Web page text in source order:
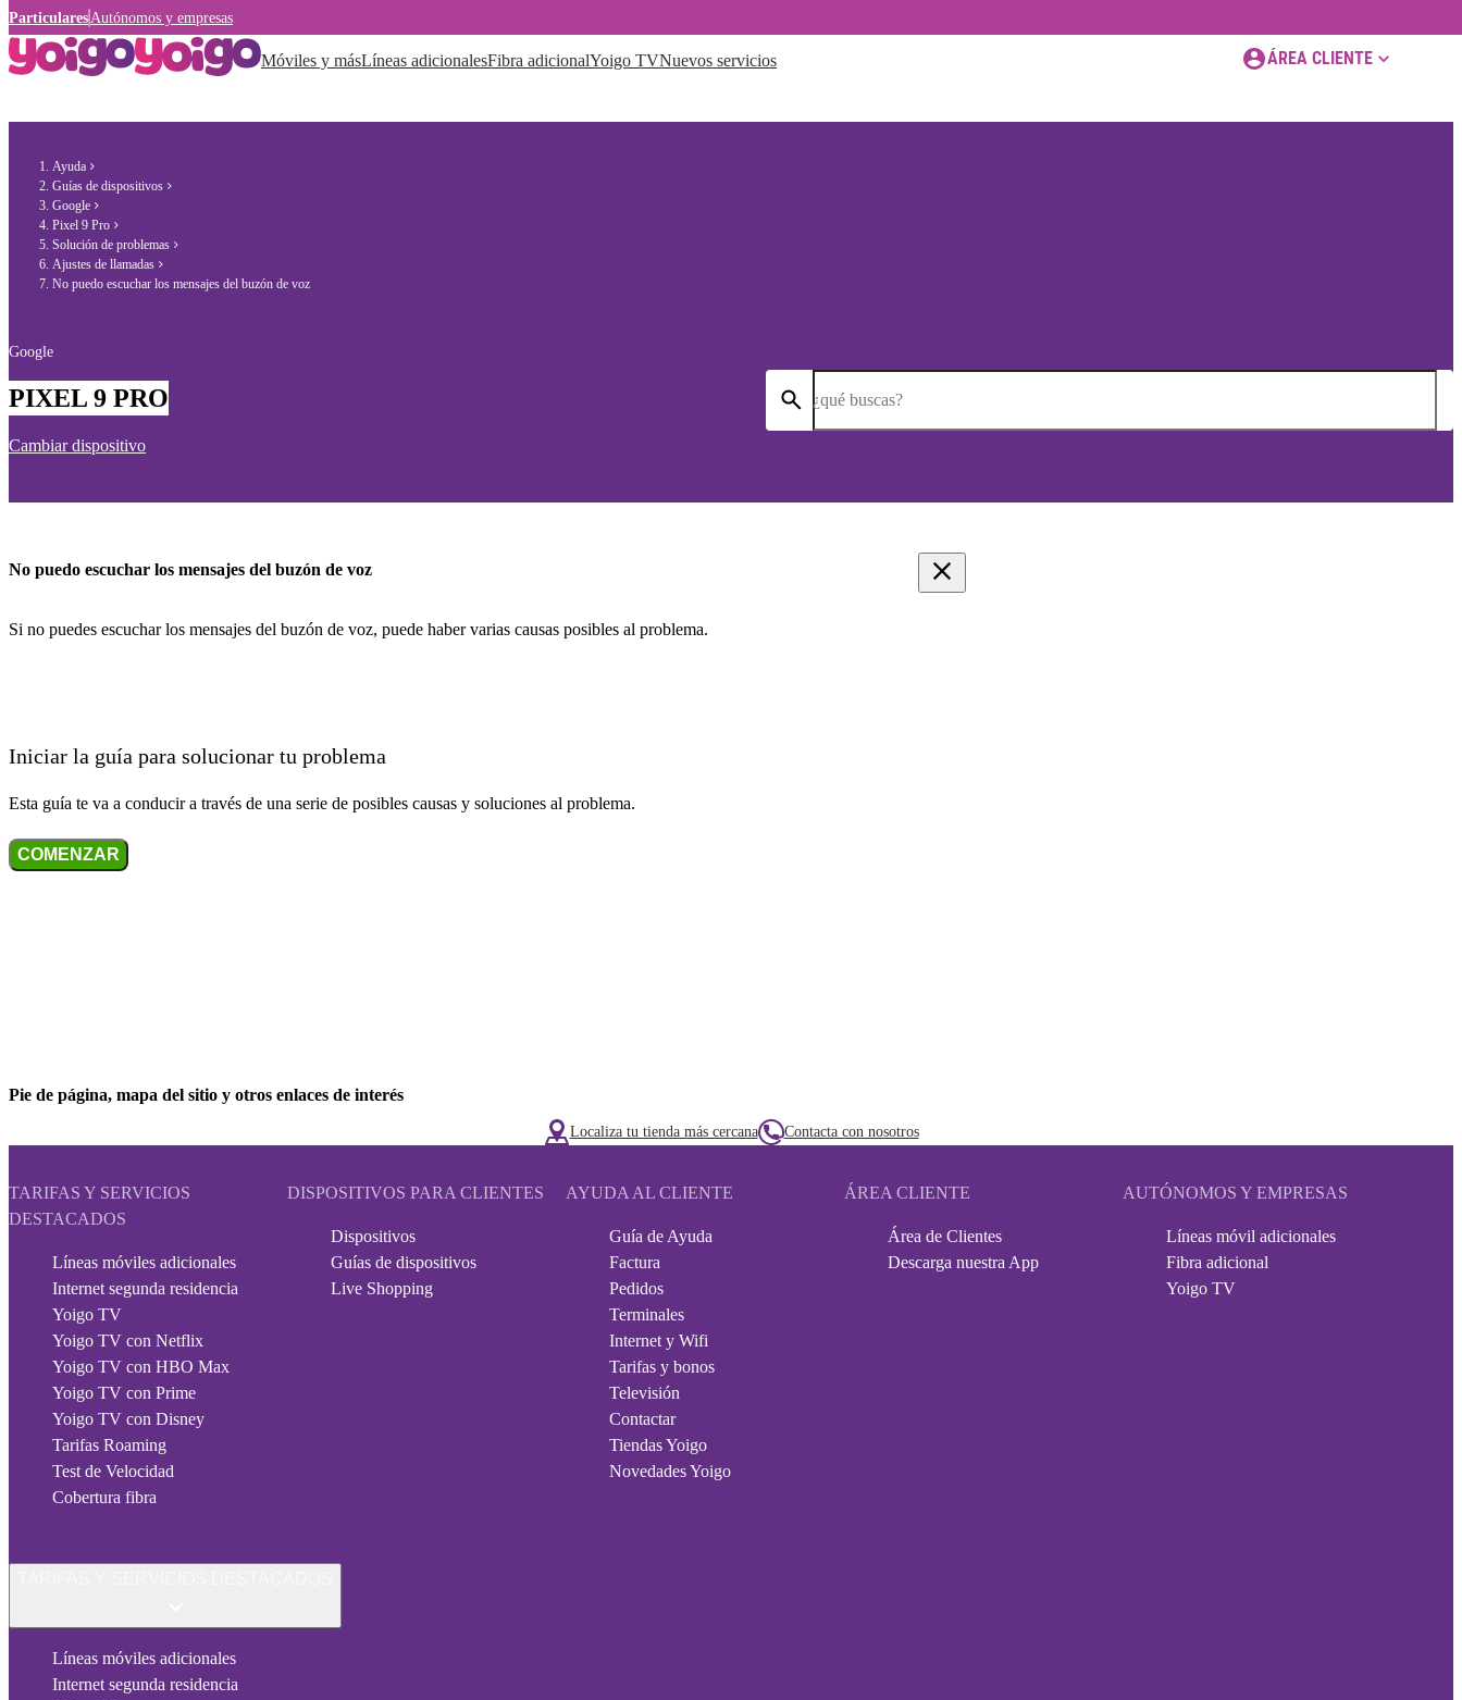
Particulares Autónomos y empresas
Móviles y másLíneas adicionalesFibra adicionalYoigo TVNuevos servicios ÁREA CLIENTE
Ayuda
Guías de dispositivos
Google
Pixel 9 Pro
Solución de problemas
Ajustes de llamadas
No puedo escuchar los mensajes del buzón de voz
Google
PIXEL 9 PRO
Cambiar dispositivo
¿qué buscas?
No puedo escuchar los mensajes del buzón de voz
Si no puedes escuchar los mensajes del buzón de voz, puede haber varias causas posibles al problema.
Iniciar la guía para solucionar tu problema
Esta guía te va a conducir a través de una serie de posibles causas y soluciones al problema.
COMENZAR
Pie de página, mapa del sitio y otros enlaces de interés
Localiza tu tienda más cercana Contacta con nosotros
TARIFAS Y SERVICIOS
DESTACADOS
Líneas móviles adicionales
Internet segunda residencia
Yoigo TV
Yoigo TV con Netflix
Yoigo TV con HBO Max
Yoigo TV con Prime
Yoigo TV con Disney
Tarifas Roaming
Test de Velocidad
Cobertura fibra
DISPOSITIVOS PARA CLIENTES
Dispositivos
Guías de dispositivos
Live Shopping
AYUDA AL CLIENTE
Guía de Ayuda
Factura
Pedidos
Terminales
Internet y Wifi
Tarifas y bonos
Televisión
Contactar
Tiendas Yoigo
Novedades Yoigo
ÁREA CLIENTE
Área de Clientes
Descarga nuestra App
AUTÓNOMOS Y EMPRESAS
Líneas móvil adicionales
Fibra adicional
Yoigo TV
Líneas móviles adicionales
Internet segunda residencia